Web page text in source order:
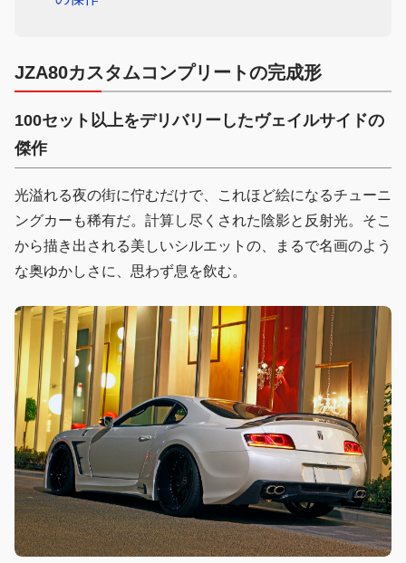
JZA80カスタムコンプリートの完成形
100セット以上をデリバリーしたヴェイルサイドの
傑作
光溢れる夜の街に佇むだけで、これほど絵になるチューニ
ングカーも稀有だ。計算し尽くされた陰影と反射光。そこ
から描き出される美しいシルエットの、まるで名画のよう
な奥ゆかしさに、思わず息を飲む。